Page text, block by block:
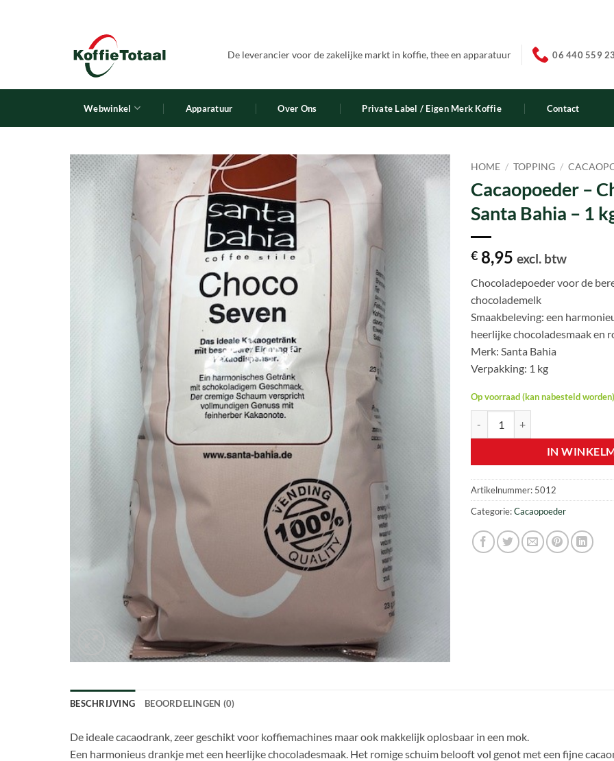
De leverancier voor de zakelijke markt in koffie, thee en apparatuur 06 440 559 23
Webwinkel Apparatuur Over Ons Private Label / Eigen Merk Koffie Contact
HOME / TOPPING /
Cacaopoeder –
Santa Bahia – 1
€ 8,95 excl. btw
Chocoladepoeder voor de
chocolademelk
Smaakbeleving: een
heerlijke chocoladesmaak en
Merk: Santa Bahia
Verpakking: 1 kg
Op voorraad (kan nabesteld worden)
IN
Artikelnummer: 5012
Categorie:Cacaopoeder
BESCHRIJVING BEOORDELINGEN (0)
De ideale cacaodrank, zeer geschikt voor koffiemachines maar ook makkelijk oplosbaar in een mok.
Een harmonieus drankje met een heerlijke chocoladesmaak. Het romige schuim belooft vol genot met een fijne